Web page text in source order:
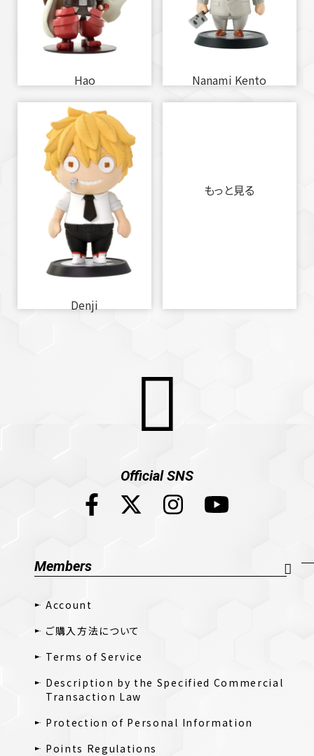
Hao Nanami Kento
Denji
もっと見る
Official SNS
Members
Account
ご購入方法について
Terms of Service
Description by the Specified Commercial
Transaction Law
Protection of Personal Information
Points Regulations